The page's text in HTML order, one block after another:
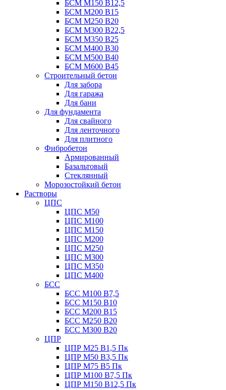
БСМ М150 B12,5
БСМ М200 B15
БСМ М250 B20
БСМ М300 B22,5
БСМ М350 B25
БСМ М400 B30
БСМ М500 B40
БСМ М600 B45
Строительный бетон
Для забора
Для гаража
Для бани
Для фундамента
Для свайного
Для ленточного
Для плитного
Фибробетон
Армированный
Базальтовый
Стеклянный
Морозостойкий бетон
Растворы
ЦПС
ЦПС М50
ЦПС М100
ЦПС М150
ЦПС М200
ЦПС М250
ЦПС М300
ЦПС М350
ЦПС М400
БСС
БСС М100 B7,5
БСС М150 B10
БСС М200 B15
БСС М250 B20
БСС М300 B20
ЦПР
ЦПР М25 B1,5 Пк
ЦПР М50 B3,5 Пк
ЦПР М75 B5 Пк
ЦПР М100 B7,5 Пк
ЦПР М150 B12,5 Пк